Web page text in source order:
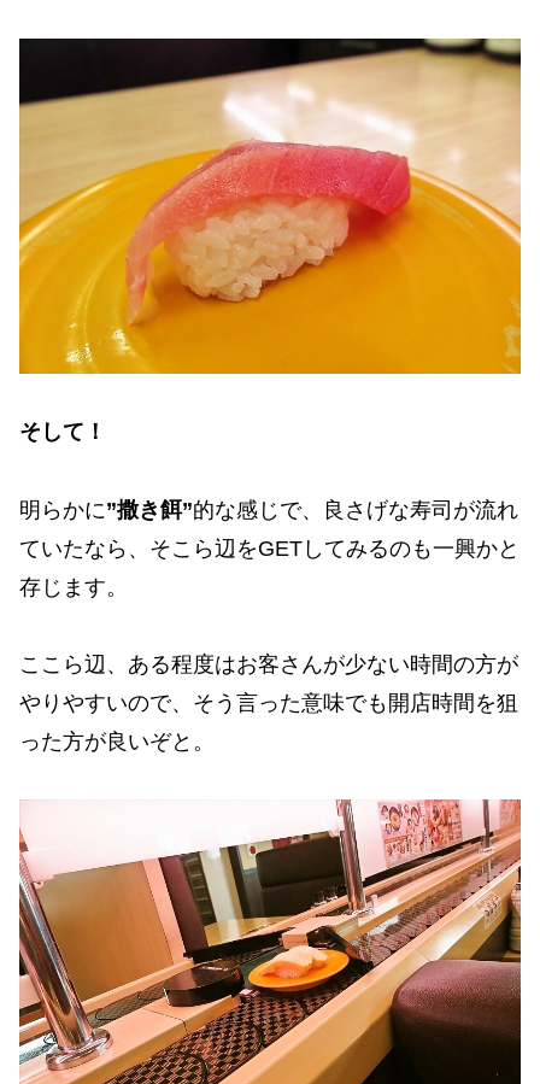
そして！
明らかに”撒き餌”的な感じで、良さげな寿司が流れ
ていたなら、そこら辺をGETしてみるのも一興かと
存じます。
ここら辺、ある程度はお客さんが少ない時間の方が
やりやすいので、そう言った意味でも開店時間を狙
った方が良いぞと。